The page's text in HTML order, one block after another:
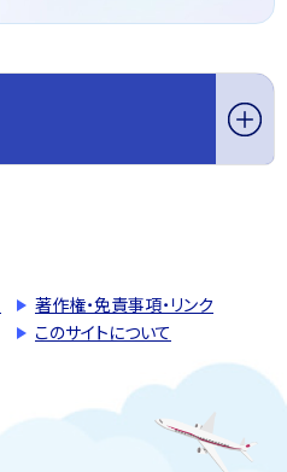
著作権・免責事項・リンク
このサイトについて